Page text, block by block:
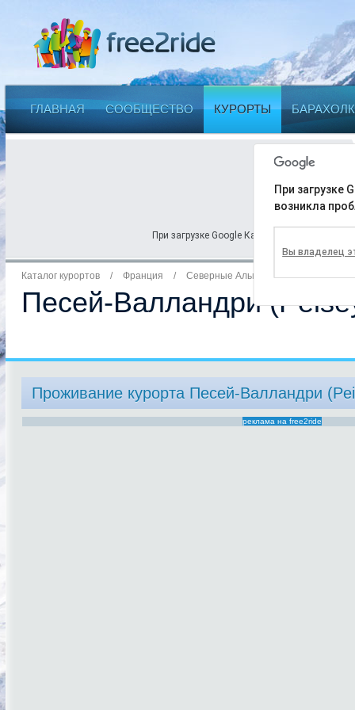
ГЛАВНАЯ СООБЩЕСТВО КУРОРТЫ
При загрузке Google Карт на этой
При загрузке
возникла
Вы владелец
Каталог курортов / Франция / Северные Альпы (Northern Alps)
Песей-Валландри
Проживание курорта Песей-Валландри
реклама на free2ride